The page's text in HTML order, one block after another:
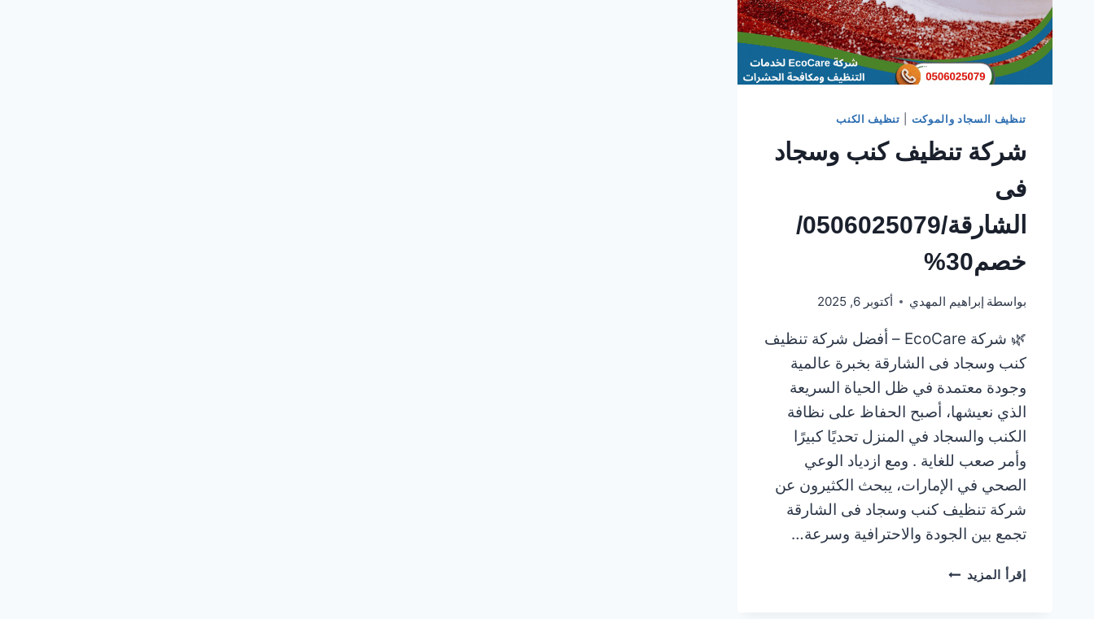
تنظيف السجاد والموكت تنظيف الكنب
شركة تنظيف كنب وسجاد
فى
الشارقة/0506025079/
خصم30%
بواسطة إبراهيم المهدي أكتوبر 6, 2025
🌿 شركة EcoCare – أفضل شركة تنظيف
كنب وسجاد فى الشارقة بخبرة عالمية
وجودة معتمدة في ظل الحياة السريعة
الذي نعيشها، أصبح الحفاظ على نظافة
الكنب والسجاد في المنزل تحديًا كبيرًا
وأمر صعب للغاية . ومع ازدياد الوعي
الصحي في الإمارات، يبحث الكثيرون عن
شركة تنظيف كنب وسجاد فى الشارقة
تجمع بين الجودة والاحترافية وسرعة…
إقرأ المزيد شركة